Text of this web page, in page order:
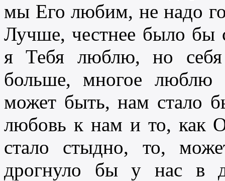
мы Его любим, не надо
Лучше, честнее было бы
я Тебя люблю, но
больше, многое люблю
может быть, нам стало
любовь к нам и то, как
стало стыдно, то,
дрогнуло бы у нас в